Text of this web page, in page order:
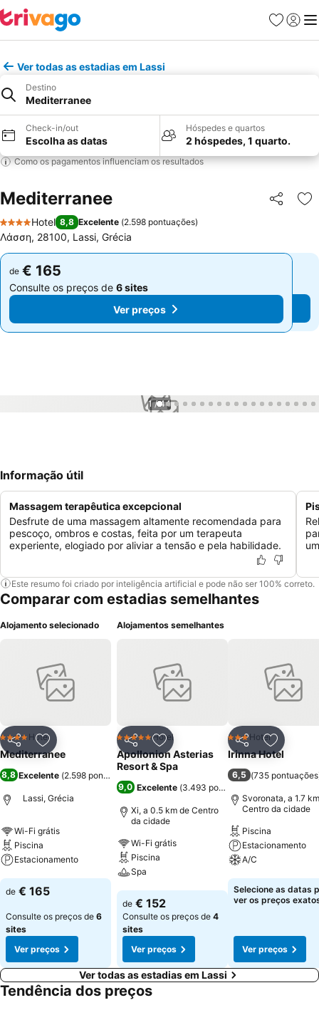
Favoritos
Iniciar
Ver todas as estadias em Lassi
Destino
Mediterranee
Check-in/out
Escolha as datas
Hóspedes e quartos
2 hóspedes, 1 quarto.
Como os pagamentos influenciam os resultados
Mediterranee Partilhar
4 Estrelas
Hotel 8,8 Excelente (2.598 pontuações)
Λάσση, 28100, Lassi, Grécia
de € 165
Consulte os preços de 6 sites
Ver preços
de € 165
Consulte os preços de 6 sites
Ver preços
1 / 44
Informação útil
Massagem terapêutica excepcional
Desfrute de uma massagem altamente recomendada para
pescoço, ombros e costas, feita por um terapeuta
experiente, elogiado por aliviar a tensão e pela habilidade.
Este resumo foi criado por inteligência artificial e pode não ser 100% correto.
Comparar com estadias semelhantes
Alojamento selecionado
PartilharAdicionar aos favoritos
4 EstrelasHotel
Mediterranee
8,8 Excelente (2.598 pontuações
Lassi, Grécia
Wi-Fi grátis
Piscina
Estacionamento
Ver preços
de € 165
Consulte os preços de 6
sites
Ver preços
Alojamentos semelhantes
PartilharAdicionar aos favoritos
5 EstrelasHotel
Apollonion Asterias
Resort & Spa
9,0 Excelente (3.493 pontuações
Xi, a 0.5 km de Centro
da cidade
Wi-Fi grátis
Piscina
Spa
Ver preços
de € 152
Consulte os preços de 4
sites
Ver preços
Partilhar
3 Estrelas
Hotel
Irinna Hotel
6,5 (735 pontuações
Svoronata, a 1.7
Centro da cidade
Piscina
Estacionamento
A/C
Ver preços
Selecione as datas
ver os preços
Ver preços
Ver todas as estadias em Lassi
Tendência dos preços